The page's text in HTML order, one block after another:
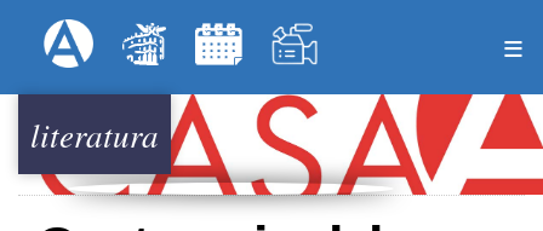
al
principal
Menú Superior
literatura